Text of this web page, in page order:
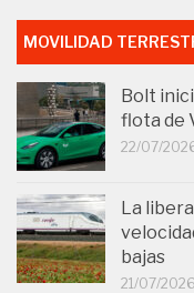
MOVILIDAD
Bolt
flota de
22/07/
La
bajas
21/07/2026